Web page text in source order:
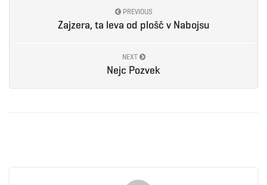
PREVIOUS
Zajzera, ta leva od plošč v Nabojsu
NEXT
Nejc Pozvek